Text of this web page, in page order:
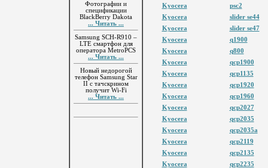
Фотографии и
спецификации
BlackBerry Dakota
... Читать ...
Samsung SCH-R910 –
LTE смартфон для
оператора MetroPCS
... Читать ...
Новый недорогой
телефон Samsung Star
II с тачскрином
получит Wi-Fi
... Читать ...
Kyocera
psc2
Kyocera
slider se44
Kyocera
slider se47
Kyocera
q1900
Kyocera
q800
Kyocera
qcp1900
Kyocera
qcp1135
Kyocera
qcp1920
Kyocera
qcp1960
Kyocera
qcp2027
Kyocera
qcp2035
Kyocera
qcp2035a
Kyocera
qcp2119
Kyocera
qcp2135
Kyocera
qcp2235